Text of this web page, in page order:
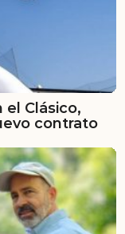
el Clásico,
contrato